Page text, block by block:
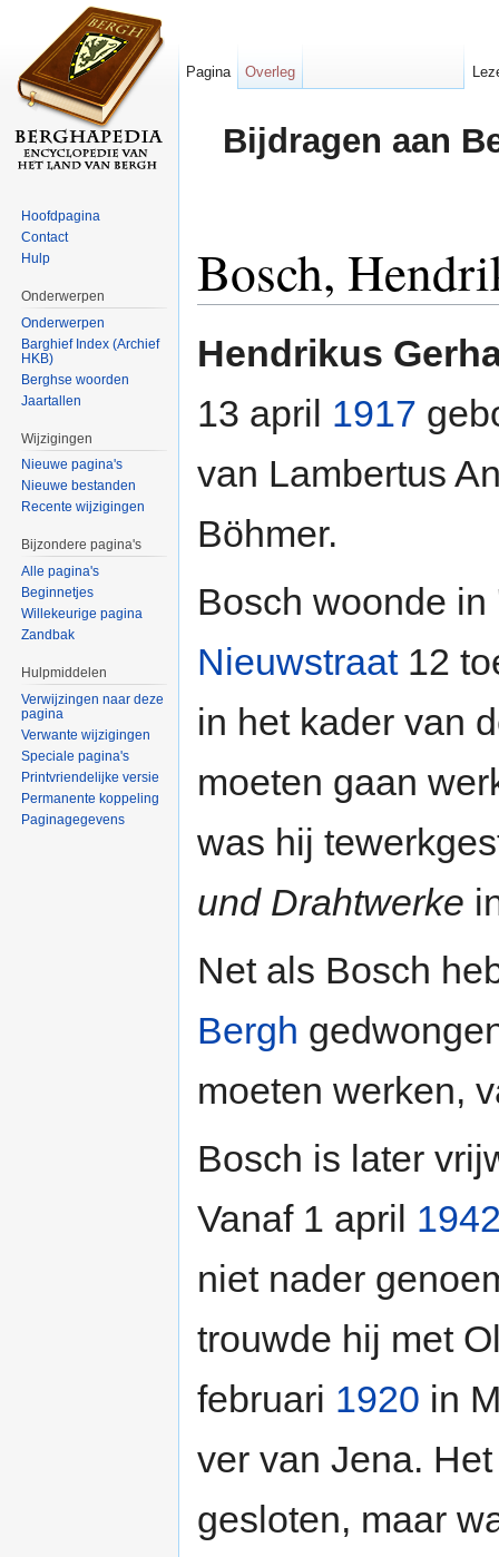
Bijdragen aan
Bosch,
Hendrikus
13 april 1917
van Lambertus
Böhmer.
Bosch woonde
Nieuwstraat12
in het kader van
moeten gaan
was hij
und Drahtwerke
Net als Bosch
Bergh
moeten werken,
Bosch is later
Vanaf 1 april
niet nader
trouwde hij met
februari 1920 in
ver van Jena.
gesloten, maar
Pagina Overleg
Hoofdpagina
Contact
Hulp
Onderwerpen
Onderwerpen
Barghief Index (Archief
HKB)
Berghse woorden
Jaartallen
Wijzigingen
Nieuwe pagina's
Nieuwe bestanden
Recente wijzigingen
Bijzondere pagina's
Alle pagina's
Beginnetjes
Willekeurige pagina
Zandbak
Hulpmiddelen
Verwijzingen naar deze
pagina
Verwante wijzigingen
Speciale pagina's
Printvriendelijke versie
Permanente koppeling
Paginagegevens